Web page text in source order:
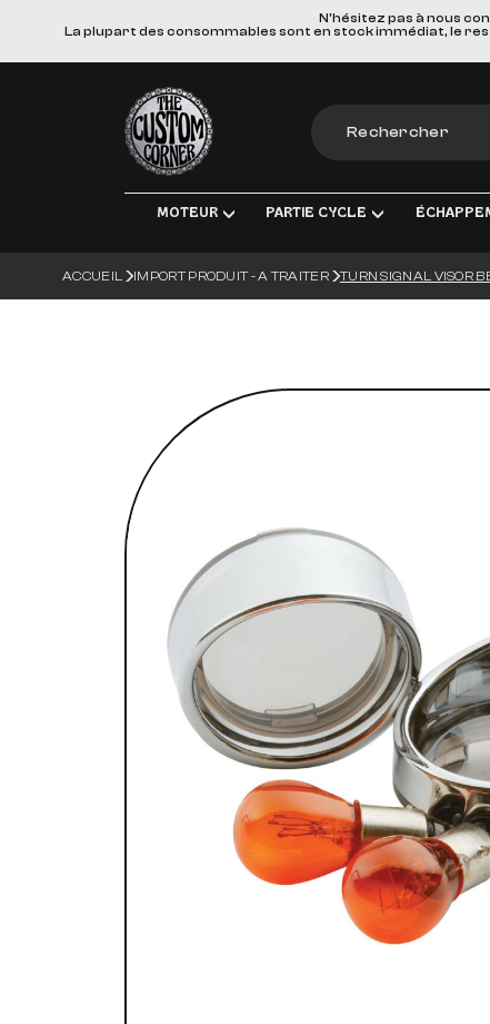
N'hésitez pas à nous
La plupart des consommables sont en stock immédiat, le
The Custom Corner
MOTEUR
MOTEUR & PIÈCES DE RECHANGE
PARTIE CYCLE
TRANSMISSION FINALE
ROUES & ACCESSOIRES
SELLES & SISSYBARS
REPOSE PIEDS & COMMANDES
CHAMBRES À AIR & ACCESSOIRES
LIGNES
ACCUEIL IMPORT PRODUIT - A TRAITER TURN SIGNAL VISOR